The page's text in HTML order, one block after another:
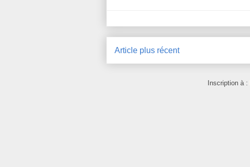
Article plus récent
Inscription à :